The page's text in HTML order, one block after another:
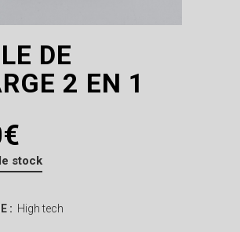
DE
2 EN 1
€
stock
: High tech